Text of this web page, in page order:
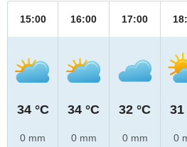
15:00
34 °C
0 mm
16:00
34 °C
0 mm
17:00
32 °C
0 mm
31
0